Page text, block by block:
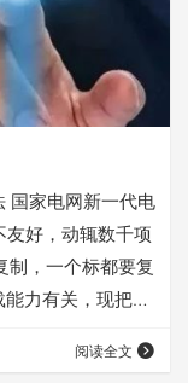
国家电网新一代电
好，动辄数千项
制，一个标都要复
力有关，现把网
一、登录国家电
阅读全文